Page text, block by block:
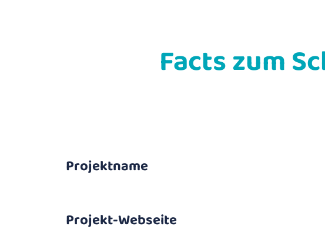
Facts zum
Projektname
Projekt-Webseite